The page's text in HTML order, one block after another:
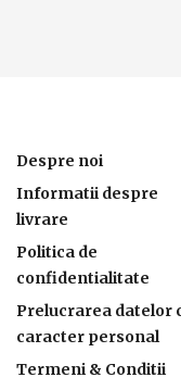
Despre noi
Informatii despre
livrare
Politica de
confidentialitate
Prelucrarea datelor
caracter personal
Termeni & Conditii